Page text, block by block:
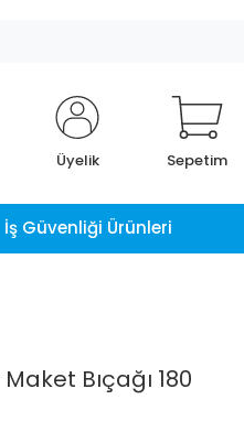
Üyelik Sepetim
İş Güvenliği Ürünleri
Bıçağı 180